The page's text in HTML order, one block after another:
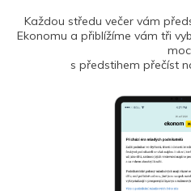
Každou středu večer vám
Ekonomu a přiblížíme vám tři
s předstihem přečíst